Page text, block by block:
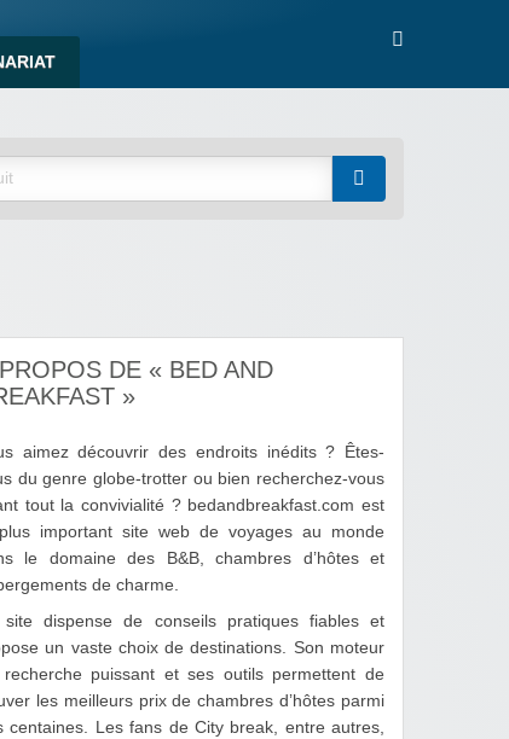
DE « BED AND
»
aimez découvrir des endroits inédits ? Êtes-
du genre globe-trotter ou bien recherchez-vous
tout la convivialité ? bedandbreakfast.com est
important site web de voyages au monde
le domaine des B&B, chambres d’hôtes et
de charme.
site dispense de conseils pratiques fiables et
un vaste choix de destinations. Son moteur
puissant et ses outils permettent de
les meilleurs prix de chambres d’hôtes parmi
centaines. Les fans de City break, entre autres,